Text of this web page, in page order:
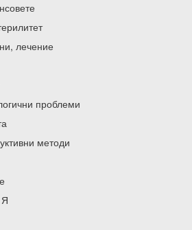
лечение
проблеми
методи
Я